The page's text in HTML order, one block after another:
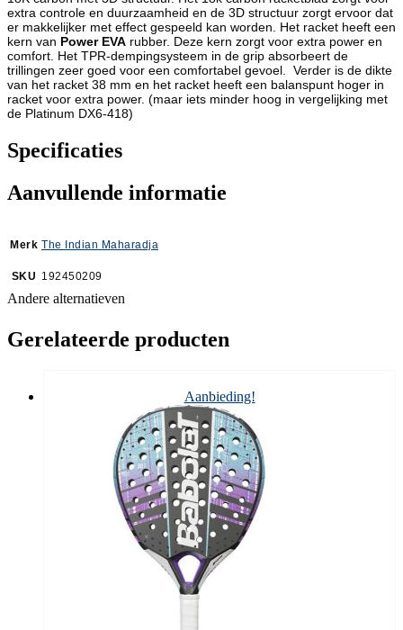
extra controle en duurzaamheid en de 3D structuur zorgt ervoor dat
er makkelijker met effect gespeeld kan worden. Het racket heeft een
kern van Power EVA rubber. Deze kern zorgt voor extra power en
comfort. Het TPR-dempingsysteem in de grip absorbeert de
trillingen zeer goed voor een comfortabel gevoel. Verder is de dikte
van het racket 38 mm en het racket heeft een balanspunt hoger in
racket voor extra power. (maar iets minder hoog in vergelijking met
de Platinum DX6-418)
Specificaties
Aanvullende informatie
Merk The Indian Maharadja
SKU 192450209
Andere alternatieven
Gerelateerde producten
Aanbieding!